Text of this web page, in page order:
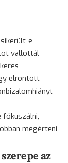
e
vallottál
elrontott
fókuszálni,
megérteni
az